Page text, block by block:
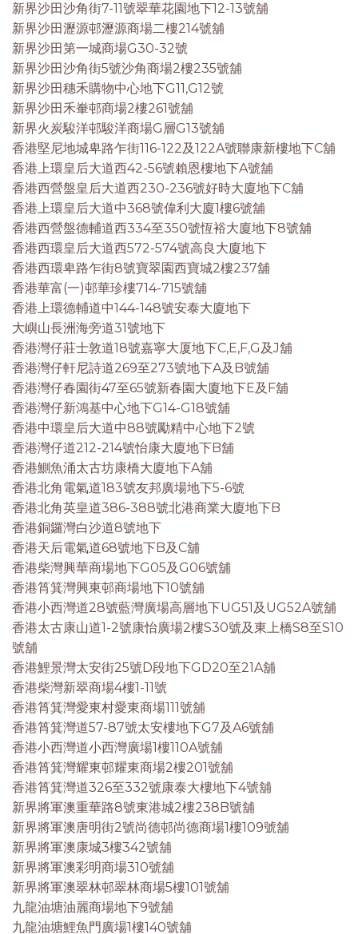
新界沙田沙角街7-11號翠華花園地下12-13號舖
新界沙田瀝源邨瀝源商場二樓214號舖
新界沙田第一城商場G30-32號
新界沙田沙角街5號沙角商場2樓235號舖
新界沙田穗禾購物中心地下G11,G12號
新界沙田禾輋邨商場2樓261號舖
新界火炭駿洋邨駿洋商場G層G13號舖
香港堅尼地城卑路乍街116-122及122A號聯康新樓地下C舖
香港上環皇后大道西42-56號賴恩樓地下A號舖
香港西營盤皇后大道西230-236號好時大廈地下C舖
香港上環皇后大道中368號偉利大廈1樓6號舖
香港西營盤德輔道西334至350號恆裕大廈地下8號舖
香港西環皇后大道西572-574號高良大廈地下
香港西環卑路乍街8號寶翠園西寶城2樓237舖
香港華富(一)邨華珍樓714-715號舖
香港上環德輔道中144-148號安泰大廈地下
大嶼山長洲海旁道31號地下
香港灣仔莊士敦道18號嘉寧大厦地下C,E,F,G及J舖
香港灣仔軒尼詩道269至273號地下A及B號舖
香港灣仔春園街47至65號新春園大廈地下E及F舖
香港灣仔新鴻基中心地下G14-G18號舖
香港中環皇后大道中88號勵精中心地下2號
香港灣仔道212-214號怡康大廈地下B舖
香港鰂魚涌太古坊康橋大廈地下A舖
香港北角電氣道183號友邦廣場地下5-6號
香港北角英皇道386-388號北港商業大廈地下B
香港銅鑼灣白沙道8號地下
香港天后電氣道68號地下B及C舖
香港柴灣興華商場地下G05及G06號舖
香港筲箕灣興東邨商場地下10號舖
香港小西灣道28號藍灣廣場高層地下UG51及UG52A號舖
香港太古康山道1-2號康怡廣場2樓S30號及東上橋S8至S10
號舖
香港鯉景灣太安街25號D段地下GD20至21A舖
香港柴灣新翠商場4樓1-11號
香港筲箕灣愛東村愛東商場111號舖
香港筲箕灣道57-87號太安樓地下G7及A6號舖
香港小西灣道小西灣廣場1樓110A號舖
香港筲箕灣耀東邨耀東商場2樓201號舖
香港筲箕灣道326至332號康泰大樓地下4號舖
新界將軍澳重華路8號東港城2樓238B號舖
新界將軍澳唐明街2號尚德邨尚德商場1樓109號舖
新界將軍澳康城3樓342號舖
新界將軍澳彩明商場310號舖
新界將軍澳翠林邨翠林商場5樓101號舖
九龍油塘油麗商場地下9號舖
九龍油塘鯉魚門廣場1樓140號舖